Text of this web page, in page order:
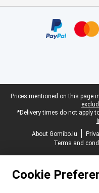
Legal footer
Prices mentioned on this page
*Delivery times do not apply
About Gomibo.lu
Terms and
Cookie